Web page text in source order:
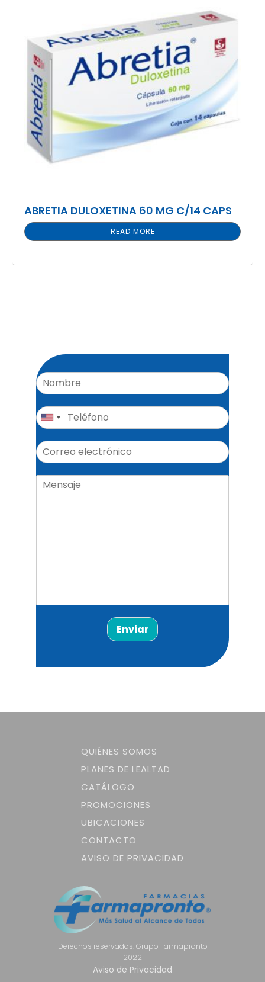
ABRETIA DULOXETINA 60 MG C/14 CAPS
READ MORE
Enviar
QUIÉNES SOMOS
PLANES DE LEALTAD
CATÁLOGO
PROMOCIONES
UBICACIONES
CONTACTO
AVISO DE PRIVACIDAD
Derechos reservados. Grupo Farmapronto
2022
Aviso de Privacidad